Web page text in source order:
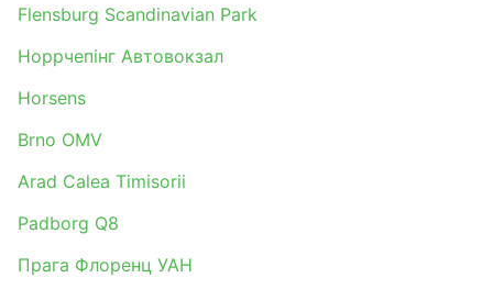
Flensburg Scandinavian Park
Норрчепінг Автовокзал
Horsens
Brno OMV
Arad Calea Timisorii
Padborg Q8
Прага Флоренц УАН